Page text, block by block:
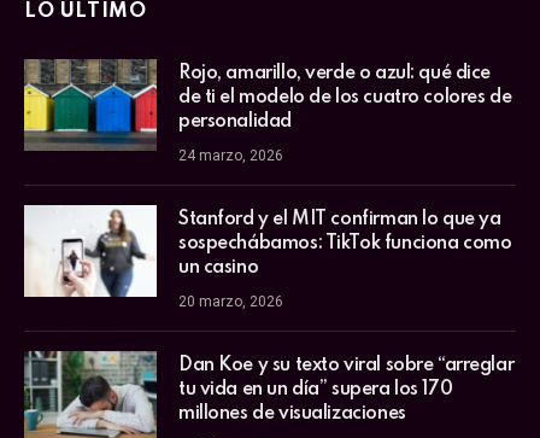
LO ÚLTIMO
Rojo, amarillo, verde o azul: qué dice
de ti el modelo de los cuatro colores de
personalidad
24 marzo, 2026
Stanford y el MIT confirman lo que ya
sospechábamos: TikTok funciona como
un casino
20 marzo, 2026
Dan Koe y su texto viral sobre “arreglar
tu vida en un día” supera los 170
millones de visualizaciones